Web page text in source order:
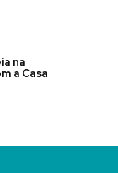
na
a Casa